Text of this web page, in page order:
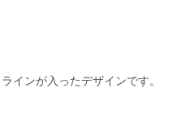
インが入ったデザインです。